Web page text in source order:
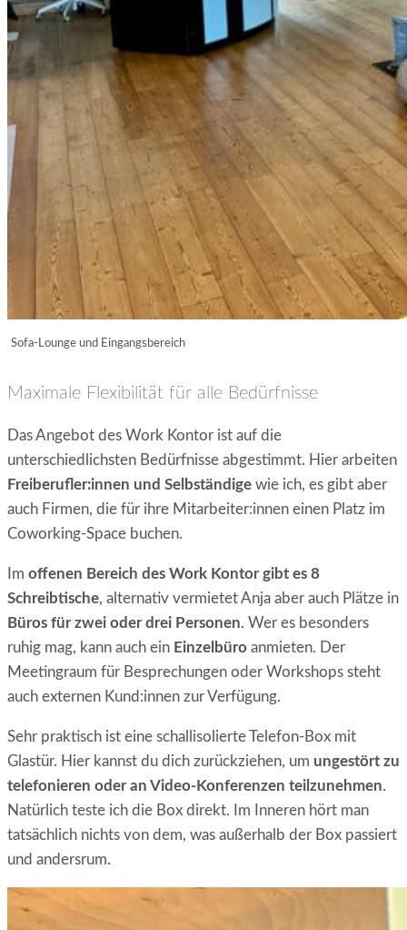
Sofa-Lounge und Eingangsbereich
Maximale Flexibilität für alle Bedürfnisse
Das Angebot des Work Kontor ist auf die
unterschiedlichsten Bedürfnisse abgestimmt. Hier arbeiten
Freiberufler:innen und Selbständige wie ich, es gibt aber
auch Firmen, die für ihre Mitarbeiter:innen einen Platz im
Coworking-Space buchen.
Im offenen Bereich des Work Kontor gibt es 8
Schreibtische, alternativ vermietet Anja aber auch Plätze in
Büros für zwei oder drei Personen. Wer es besonders
ruhig mag, kann auch ein Einzelbüro anmieten. Der
Meetingraum für Besprechungen oder Workshops steht
auch externen Kund:innen zur Verfügung.
Sehr praktisch ist eine schallisolierte Telefon-Box mit
Glastür. Hier kannst du dich zurückziehen, um ungestört zu
telefonieren oder an Video-Konferenzen teilzunehmen.
Natürlich teste ich die Box direkt. Im Inneren hört man
tatsächlich nichts von dem, was außerhalb der Box passiert
und andersrum.